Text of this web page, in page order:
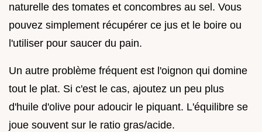
naturelle des tomates et concombres au sel. Vous
pouvez simplement récupérer ce jus et le boire ou
l'utiliser pour saucer du pain.
Un autre problème fréquent est l'oignon qui domine
tout le plat. Si c'est le cas, ajoutez un peu plus
d'huile d'olive pour adoucir le piquant. L'équilibre se
joue souvent sur le ratio gras/acide.